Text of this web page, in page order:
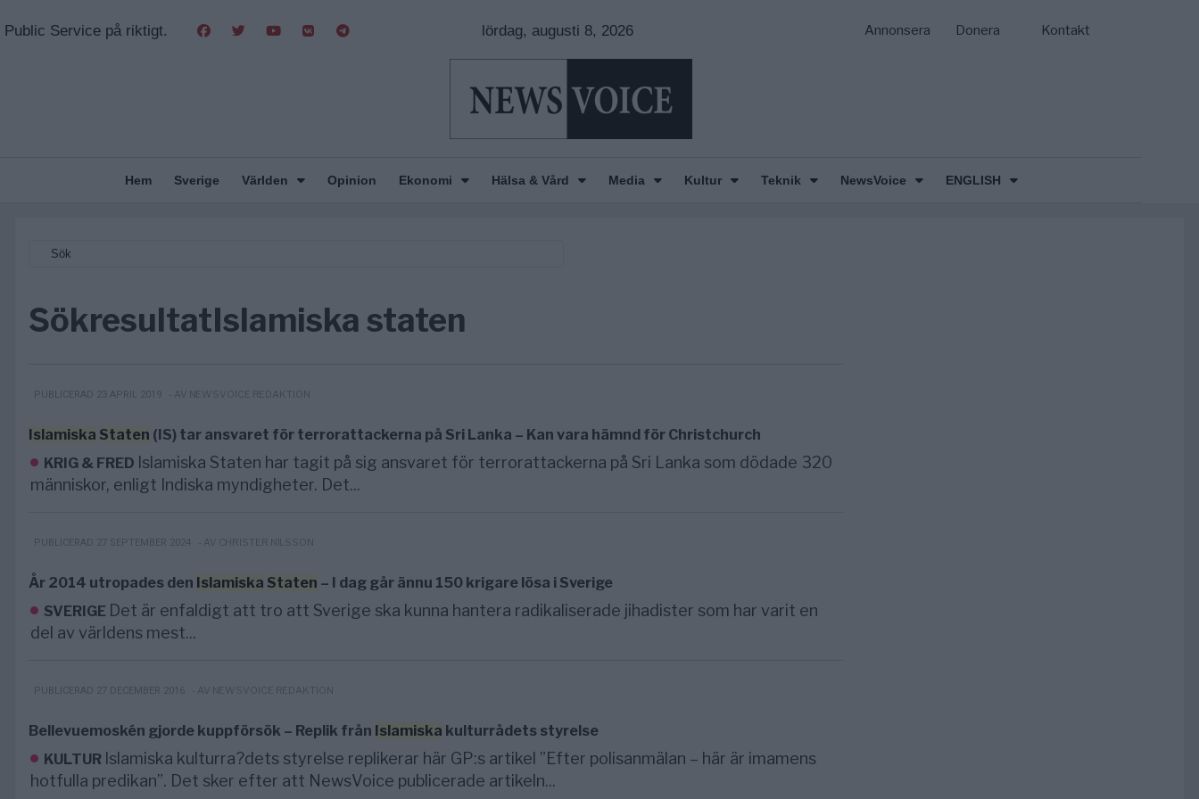
Public Service på riktigt. lördag, augusti 8, 2026 Annonsera Donera Kontakt
Hem Sverige Världen Opinion Ekonomi Hälsa & Vård Media Kultur Teknik NewsVoice ENGLISH
SökresultatIslamiska staten
PUBLICERAD 23 APRIL 2019 - AV NEWSVOICE REDAKTION
Islamiska Staten (IS) tar ansvaret för terrorattackerna på Sri Lanka – Kan vara hämnd för Christchurch
KRIG & FRED Islamiska Staten har tagit på sig ansvaret för terrorattackerna på Sri Lanka som dödade 320
människor, enligt Indiska myndigheter. Det...
PUBLICERAD 27 SEPTEMBER 2024 - AV CHRISTER NILSSON
År 2014 utropades den Islamiska Staten – I dag går ännu 150 krigare lösa i Sverige
SVERIGE Det är enfaldigt att tro att Sverige ska kunna hantera radikaliserade jihadister som har varit en
del av världens mest...
PUBLICERAD 27 DECEMBER 2016 - AV NEWSVOICE REDAKTION
Bellevuemoskén gjorde kuppförsök – Replik från Islamiska kulturrådets styrelse
KULTUR Islamiska kulturra?dets styrelse replikerar här GP:s artikel ”Efter polisanmälan – här är imamens
hotfulla predikan”. Det sker efter att NewsVoice publicerade artikeln...